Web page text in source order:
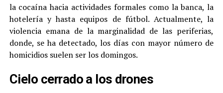
la cocaína hacia actividades formales como la banca, la
hotelería y hasta equipos de fútbol. Actualmente, la
violencia emana de la marginalidad de las periferias,
donde, se ha detectado, los días con mayor número de
homicidios suelen ser los domingos.
Cielo cerrado a los drones